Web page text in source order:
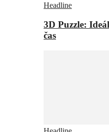
Headline
3D Puzzle:
čas